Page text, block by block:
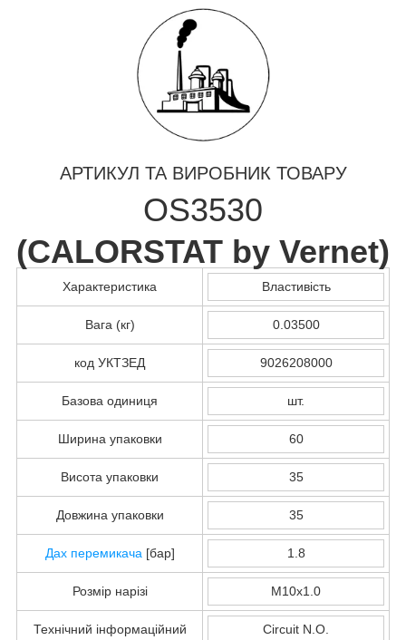
АРТИКУЛ ТА ВИРОБНИК ТОВАРУ
OS3530
(CALORSTAT by Vernet)
Характеристика Властивість
Вага (кг) 0.03500
код УКТЗЕД 9026208000
Базова одиниця шт.
Ширина упаковки 60
Висота упаковки 35
Довжина упаковки 35
Дах перемикача [бар] 1.8
Розмір нарізі M10x1.0
Технічний інформаційний
Circuit N.O.